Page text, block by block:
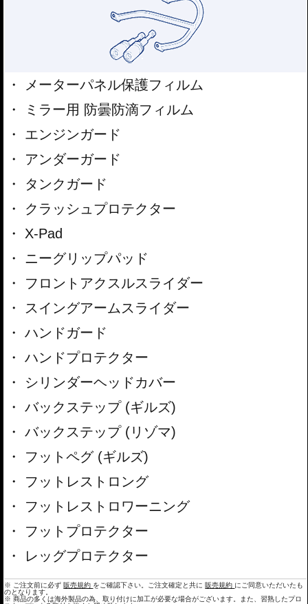
メーターパネル保護フィルム
ミラー用 防曇防滴フィルム
エンジンガード
アンダーガード
タンクガード
クラッシュプロテクター
X-Pad
ニーグリップパッド
フロントアクスルスライダー
スイングアームスライダー
ハンドガード
ハンドプロテクター
シリンダーヘッドカバー
バックステップ (ギルズ)
バックステップ (リゾマ)
フットペグ (ギルズ)
フットレストロング
フットレストロワーニング
フットプロテクター
レッグプロテクター
※ ご注文前に必ず 販売規約 をご確認下さい。ご注文確定と共に 販売規約 にご同意いただいたも
のとなります。
※ 商品の多くは海外製品の為、取り付けに加工が必要な場合がございます。また、習熟したプロ